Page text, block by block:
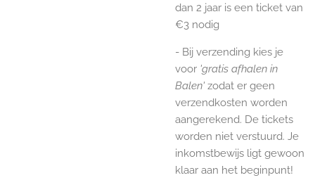
dan 2 jaar is een ticket van
€3 nodig
- Bij verzending kies je
voor 'gratis afhalen in
Balen' zodat er geen
verzendkosten worden
aangerekend. De tickets
worden niet verstuurd. Je
inkomstbewijs ligt gewoon
klaar aan het beginpunt!